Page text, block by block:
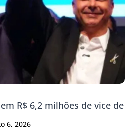
R$ 6,2 milhões de vice de
6, 2026